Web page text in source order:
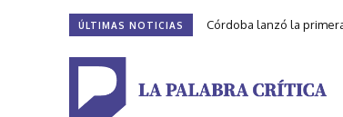
ÚLTIMAS NOTICIAS Córdoba lanzó la